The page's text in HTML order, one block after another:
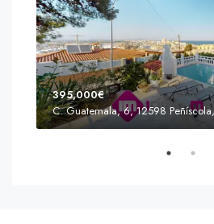
395,000€